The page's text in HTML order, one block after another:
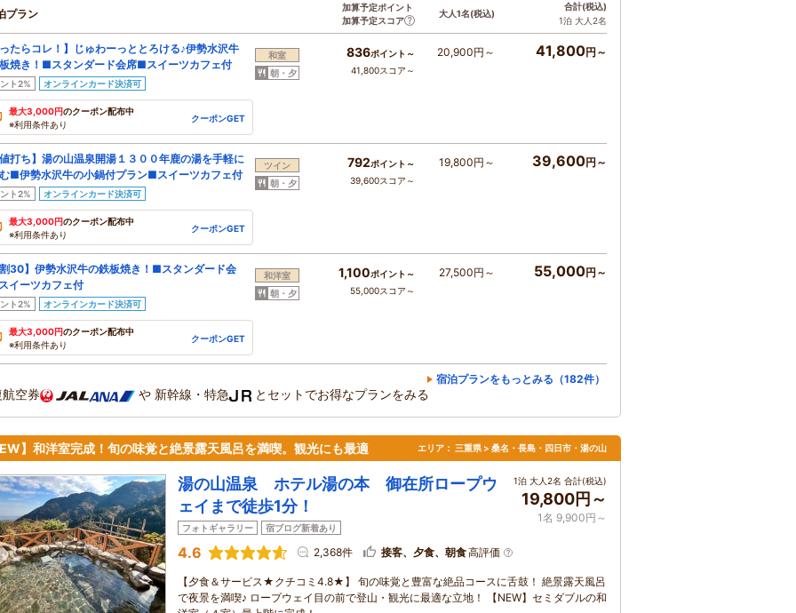
プラン
加算予定ポイント
加算予定スコア
大人1名(税込)
合計(税込)
1泊 大人2名
たらコレ！】じゅわーっととろける♪伊勢水沢牛
焼き！■スタンダード会席■スイーツカフェ付
ト2% オンラインカード決済可
最大3,000円のクーポン配布中
※利用条件あり
クーポンGET
和室
朝・夕
836ポイント～
41,800スコア～
20,900円～ 41,800円～
打ち】湯の山温泉開湯１３００年鹿の湯を手軽に
■伊勢水沢牛の小鍋付プラン■スイーツカフェ付
ト2% オンラインカード決済可
最大3,000円のクーポン配布中
※利用条件あり
クーポンGET
ツイン
朝・夕
792ポイント～
39,600スコア～
19,800円～ 39,600円～
30】伊勢水沢牛の鉄板焼き！■スタンダード会
イーツカフェ付
ト2% オンラインカード決済可
最大3,000円のクーポン配布中
※利用条件あり
クーポンGET
和洋室
朝・夕
1,100ポイント～
55,000スコア～
27,500円～ 55,000円～
宿泊プランをもっとみる（182件）
空券 や 新幹線・特急 とセットでお得なプランをみる
】和洋室完成！旬の味覚と絶景露天風呂を満喫。観光にも最適 エリア： 三重県 > 桑名・長島・四日市・湯の山
湯の山温泉 ホテル湯の本 御在所ロープウ
ェイまで徒歩1分！
フォトギャラリー 宿ブログ新着あり
1泊 大人2名 合計(税込)
19,800円～
1名 9,900円～
4.6 2,368件 接客、夕食、朝食高評価
【夕食＆サービス★クチコミ4.8★】 旬の味覚と豊富な絶品コースに舌鼓！ 絶景露天風呂
で夜景を満喫♪ ロープウェイ目の前で登山・観光に最適な立地！ 【NEW】セミダブルの和